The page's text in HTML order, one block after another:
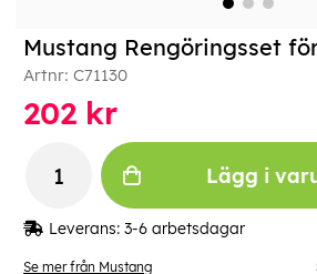
Se mer från Mustang
Mustang Rengöringsset
Artnr: C71130
202 kr
Lägg i
Leverans: 3-6 arbetsdagar